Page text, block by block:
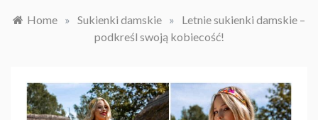
Home » Sukienki damskie »
Letnie sukienki damskie –
podkreśl swoją kobiecość!